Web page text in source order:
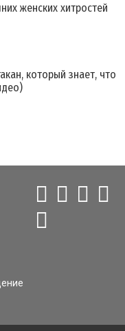
женских хитростей
который знает, что